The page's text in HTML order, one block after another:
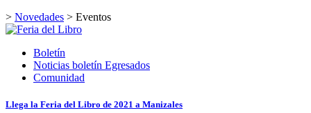
> Novedades > Eventos
Boletín
Noticias boletín Egresados
Comunidad
Llega la Feria del Libro de 2021 a Manizales